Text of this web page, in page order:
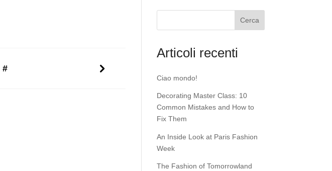
#
Cerca
Articoli recenti
Ciao mondo!
Decorating Master Class: 10
Common Mistakes and How to
Fix Them
An Inside Look at Paris Fashion
Week
The Fashion of Tomorrowland